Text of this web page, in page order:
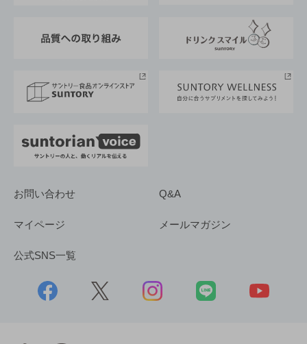
採用情報
お問い合わせ Q&A
マイページ メールマガジン
公式SNS一覧